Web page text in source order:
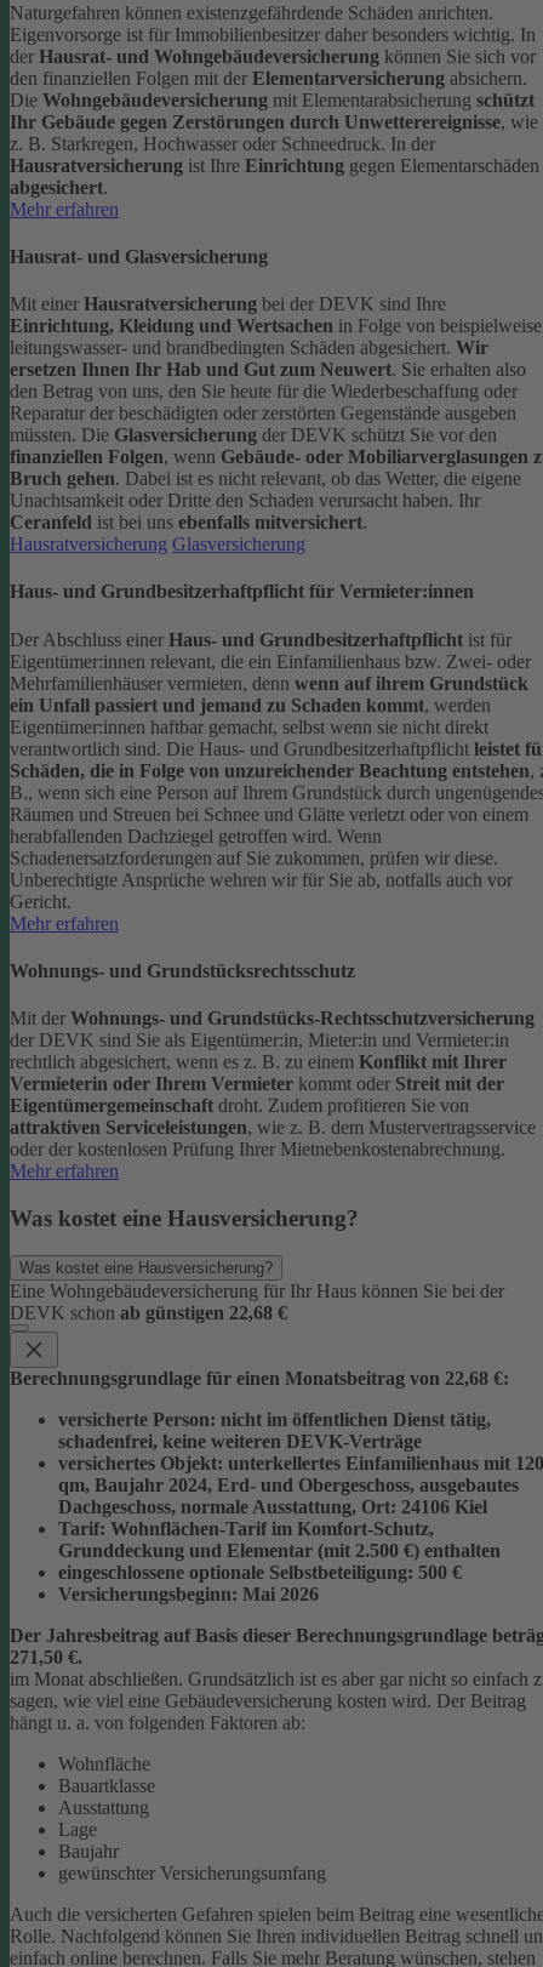
Naturgefahren können existenzgefährdende Schäden anrichten.
Eigenvorsorge ist für Immobilienbesitzer daher besonders wichtig. In
der Hausrat- und Wohngebäudeversicherung können Sie sich vor
den finanziellen Folgen mit der Elementarversicherung absichern.
Die Wohngebäudeversicherung mit Elementarabsicherung schützt
Ihr Gebäude gegen Zerstörungen durch Unwetterereignisse, wie
z. B. Starkregen, Hochwasser oder Schneedruck. In der
Hausratversicherung ist Ihre Einrichtung gegen Elementarschäden
abgesichert.
Mehr erfahren
Hausrat- und Glasversicherung
Mit einer Hausratversicherung bei der DEVK sind Ihre
Einrichtung, Kleidung und Wertsachen in Folge von beispielweise
leitungswasser- und brandbedingten Schäden abgesichert. Wir
ersetzen Ihnen Ihr Hab und Gut zum Neuwert. Sie erhalten also
den Betrag von uns, den Sie heute für die Wiederbeschaffung oder
Reparatur der beschädigten oder zerstörten Gegenstände ausgeben
müssten. Die Glasversicherung der DEVK schützt Sie vor den
finanziellen Folgen, wenn Gebäude- oder Mobiliarverglasungen
Bruch gehen. Dabei ist es nicht relevant, ob das Wetter, die eigene
Unachtsamkeit oder Dritte den Schaden verursacht haben. Ihr
Ceranfeld ist bei uns ebenfalls mitversichert.
Hausratversicherung Glasversicherung
Haus- und Grundbesitzerhaftpflicht für Vermieter:innen
Der Abschluss einer Haus- und Grundbesitzerhaftpflicht ist für
Eigentümer:innen relevant, die ein Einfamilienhaus bzw. Zwei- oder
Mehrfamilienhäuser vermieten, denn wenn auf ihrem Grundstück
ein Unfall passiert und jemand zu Schaden kommt, werden
Eigentümer:innen haftbar gemacht, selbst wenn sie nicht direkt
verantwortlich sind. Die Haus- und Grundbesitzerhaftpflicht leistet
Schäden, die in Folge von unzureichender Beachtung entstehen,
B., wenn sich eine Person auf Ihrem Grundstück durch
Räumen und Streuen bei Schnee und Glätte verletzt oder von einem
herabfallenden Dachziegel getroffen wird. Wenn
Schadenersatzforderungen auf Sie zukommen, prüfen wir diese.
Unberechtigte Ansprüche wehren wir für Sie ab, notfalls auch vor
Gericht.
Mehr erfahren
Wohnungs- und Grundstücksrechtsschutz
Mit der Wohnungs- und Grundstücks-Rechtsschutzversicherung
der DEVK sind Sie als Eigentümer:in, Mieter:in und Vermieter:in
rechtlich abgesichert, wenn es z. B. zu einem Konflikt mit Ihrer
Vermieterin oder Ihrem Vermieter kommt oder Streit mit der
Eigentümergemeinschaft droht. Zudem profitieren Sie von
attraktiven Serviceleistungen, wie z. B. dem Mustervertragsservice
oder der kostenlosen Prüfung Ihrer Mietnebenkostenabrechnung.
Mehr erfahren
Was kostet eine Hausversicherung?
Was kostet eine Hausversicherung?
Eine Wohngebäudeversicherung für Ihr Haus können Sie bei der
DEVK schon ab günstigen 22,68 €
Berechnungsgrundlage für einen Monatsbeitrag von 22,68 €:
versicherte Person: nicht im öffentlichen Dienst tätig,
schadenfrei, keine weiteren DEVK-Verträge
versichertes Objekt: unterkellertes Einfamilienhaus mit 120
qm, Baujahr 2024, Erd- und Obergeschoss, ausgebautes
Dachgeschoss, normale Ausstattung, Ort: 24106 Kiel
Tarif: Wohnflächen-Tarif im Komfort-Schutz,
Grunddeckung und Elementar (mit 2.500 €) enthalten
eingeschlossene optionale Selbstbeteiligung: 500 €
Versicherungsbeginn: Mai 2026
Der Jahresbeitrag auf Basis dieser Berechnungsgrundlage
271,50 €.
im Monat abschließen. Grundsätzlich ist es aber gar nicht so einfach
sagen, wie viel eine Gebäudeversicherung kosten wird. Der Beitrag
hängt u. a. von folgenden Faktoren ab:
Wohnfläche
Bauartklasse
Ausstattung
Lage
Baujahr
gewünschter Versicherungsumfang
Auch die versicherten Gefahren spielen beim Beitrag eine
Rolle. Nachfolgend können Sie Ihren individuellen Beitrag schnell
einfach online berechnen. Falls Sie mehr Beratung wünschen, stehen